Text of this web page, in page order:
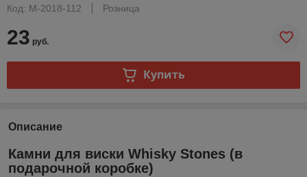
Код: M-2018-112
Розница
23 руб.
Купить
Описание
Камни для виски Whisky Stones (в
подарочной коробке)